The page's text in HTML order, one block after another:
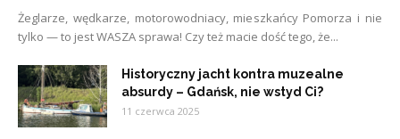
Żeglarze, wędkarze, motorowodniacy, mieszkańcy Pomorza i nie
tylko — to jest WASZA sprawa! Czy też macie dość tego, że...
Historyczny jacht kontra muzealne
absurdy – Gdańsk, nie wstyd Ci?
11 czerwca 2025